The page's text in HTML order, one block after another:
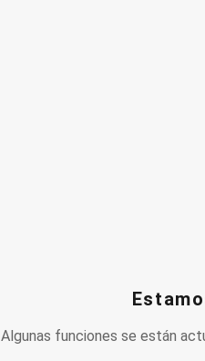
Algunas funciones se están